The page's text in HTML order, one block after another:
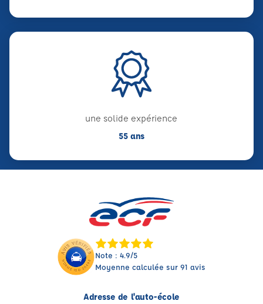
une solide expérience
55 ans
Note : 4.9/5
Moyenne calculée sur 91 avis
Adresse de l'auto-école